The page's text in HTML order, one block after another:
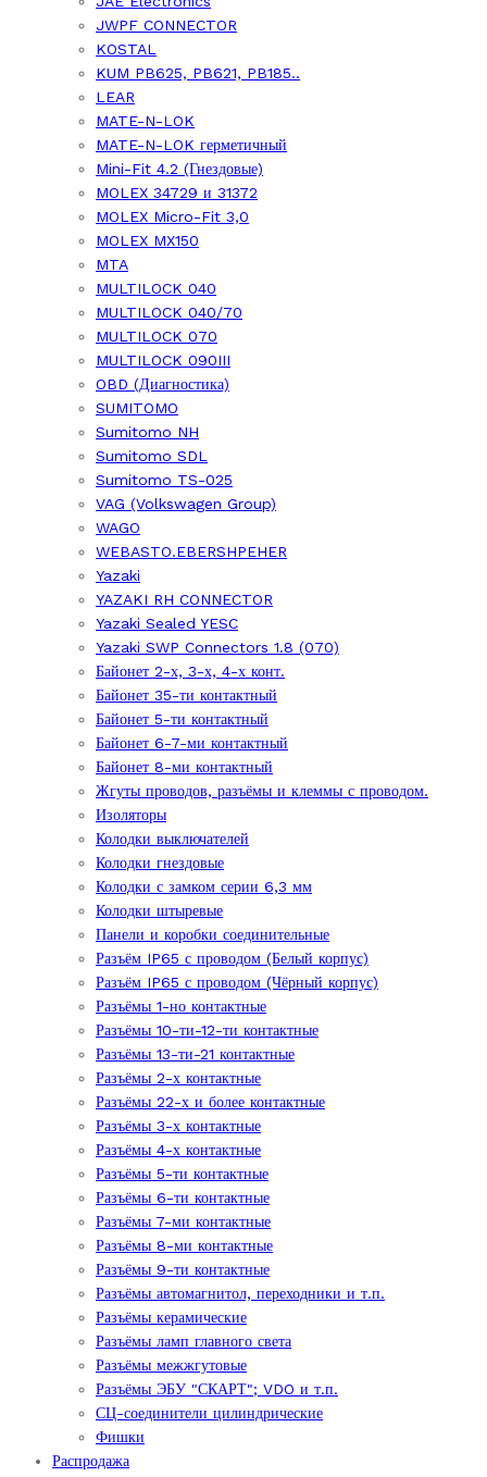
JWPF CONNECTOR
KOSTAL
KUM PB625, PB621, PB185..
LEAR
MATE-N-LOK
MATE-N-LOK герметичный
Mini-Fit 4.2 (Гнездовые)
MOLEX 34729 и 31372
MOLEX Micro-Fit 3,0
MOLEX MX150
MTA
MULTILOCK 040
MULTILOCK 040/70
MULTILOCK 070
MULTILOCK 090III
OBD (Диагностика)
SUMITOMO
Sumitomo NH
Sumitomo SDL
Sumitomo TS-025
VAG (Volkswagen Group)
WAGO
WEBASTO.EBERSHPEHER
Yazaki
YAZAKI RH CONNECTOR
Yazaki Sealed YESC
Yazaki SWP Connectors 1.8 (070)
Байонет 2-х, 3-х, 4-х конт.
Байонет 35-ти контактный
Байонет 5-ти контактный
Байонет 6-7-ми контактный
Байонет 8-ми контактный
Жгуты проводов, разъёмы и клеммы с проводом.
Изоляторы
Колодки выключателей
Колодки гнездовые
Колодки с замком серии 6,3 мм
Колодки штыревые
Панели и коробки соединительные
Разъём IP65 с проводом (Белый корпус)
Разъём IP65 с проводом (Чёрный корпус)
Разъёмы 1-но контактные
Разъёмы 10-ти-12-ти контактные
Разъёмы 13-ти-21 контактные
Разъёмы 2-х контактные
Разъёмы 22-х и более контактные
Разъёмы 3-х контактные
Разъёмы 4-х контактные
Разъёмы 5-ти контактные
Разъёмы 6-ти контактные
Разъёмы 7-ми контактные
Разъёмы 8-ми контактные
Разъёмы 9-ти контактные
Разъёмы автомагнитол, переходники и т.п.
Разъёмы керамические
Разъёмы ламп главного света
Разъёмы межжгутовые
Разъёмы ЭБУ "СКАРТ"; VDO и т.п.
СЦ-соединители цилиндрические
Фишки
Распродажа